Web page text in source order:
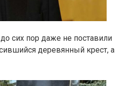
сих пор даже не поставили
деревянный крест, а